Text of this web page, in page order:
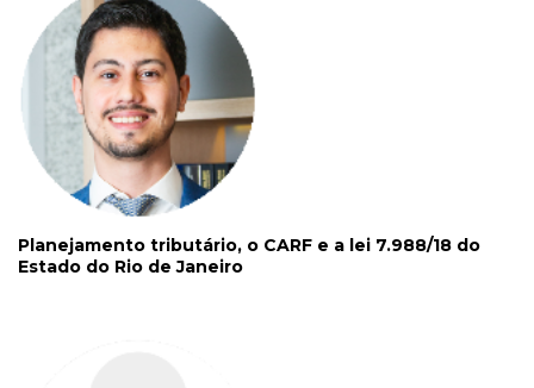
Planejamento tributário, o CARF e a lei 7.988/18 do
Estado do Rio de Janeiro